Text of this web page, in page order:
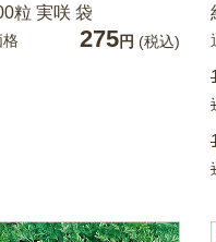
粒 実咲 袋
格 275円 (税込)